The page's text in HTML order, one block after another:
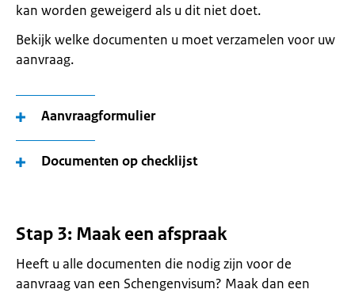
kan worden geweigerd als u dit niet doet.
Bekijk welke documenten u moet verzamelen voor uw
aanvraag.
Aanvraagformulier
Documenten op checklijst
Stap 3: Maak een afspraak
Heeft u alle documenten die nodig zijn voor de
aanvraag van een Schengenvisum? Maak dan een